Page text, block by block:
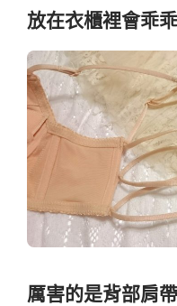
放在衣櫃裡會乖
厲害的是背部肩